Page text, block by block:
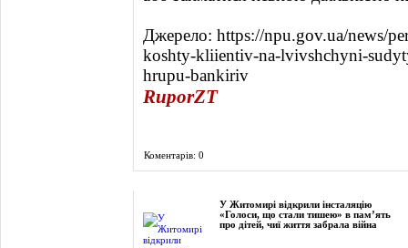
Джерело: https://npu.gov.ua/news/
koshty-kliientiv-na-lvivshchyni-
hrupu-bankiriv
RuporZT
Коментарів: 0
У Житомирі відкрили інсталяцію
«Голоси, що стали тишею» в пам’ять
про дітей, чиї життя забрала війна